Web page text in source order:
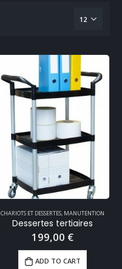
MANUTENTION
CHARIOTS ET DESSERTES, MANUTENTION
Dessertes tertiaires
199,00 €
ADD TO CART